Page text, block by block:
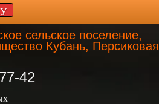
сельское поселение,
Кубань, Персиковая
42